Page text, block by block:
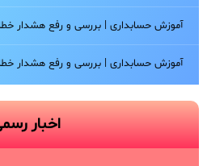
آموزش حسابداری | بررسی و رفع هشدار
آموزش حسابداری | بررسی و رفع هشدار
اخبار